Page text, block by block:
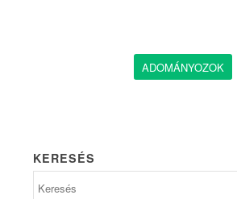
ADOMÁNYOZOK
KERESÉS